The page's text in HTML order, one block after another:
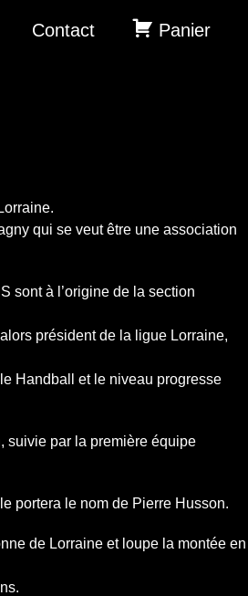
Contact Panier
qui se veut être une association
sont à l’origine de la section
président de la ligue Lorraine,
Handball et le niveau progresse
suivie par la première équipe
portera le nom de Pierre Husson.
de Lorraine et loupe la montée en